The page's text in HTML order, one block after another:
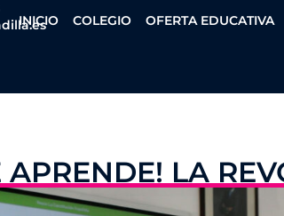
INICIO COLEGIO OFERTA EDUCATIVA
APRENDE! LA